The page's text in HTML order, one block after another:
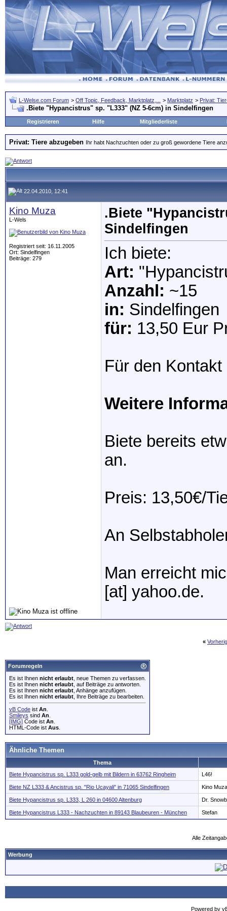
L-Welse.com Forum > Off Topic, Feedback, Marktplatz,... > Marktplatz > Privat:
.Biete "Hypancistrus" sp. "L333" (NZ 5-6cm) in Sindelfingen
Registrieren Hilfe Mitgliederliste
Privat: Tiere abzugeben Ihr habt Nachzuchten oder zu groß gewordene Tiere
22.04.2010, 12:41
Kino Muza
L-Wels
Registriert seit: 16.11.2005
Ort: Sindelfingen
Beiträge: 279
.Biete
Sindelfingen
Ich biete:
Art:
Anzahl: ~15
in: Sindelfingen
für: 13,50 Eur
Für den
Weitere
Biete bereits
an.
Preis: 13,50€/
An
Man erreicht
[at] yahoo.de.
«
Forumregeln
Es ist Ihnen nicht erlaubt , neue Themen zu verfassen.
Es ist Ihnen nicht erlaubt , auf Beiträge zu antworten.
Es ist Ihnen nicht erlaubt , Anhänge anzufügen.
Es ist Ihnen nicht erlaubt , Ihre Beiträge zu bearbeiten.
vB Code ist An
Smileys sind An
[IMG] Code ist An
HTML-Code ist Aus
Ähnliche Themen
Thema
Biete Hypancistrus sp. L333 gold-gelb mit Bildern in 63762 Ringheim
L46!
Biete NZ L333 & Ancistrus sp. "Rio Ucayali" in 71065 Sindelfingen Kino Muza
Biete Hypancistrus sp. L333, L 260 in 04600 Altenburg Dr.
Biete Hypancistrus L333 - Nachzuchten in 89143 Blaubeuren - München Stefan
Alle
Werbung
Powered by